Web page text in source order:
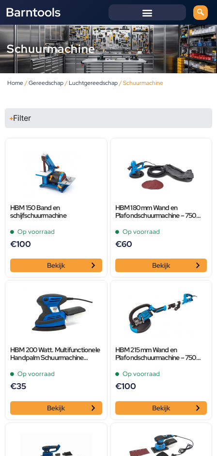
Barntools
Schuurmachine
Home/Gereedschap/ Luchtgereedschap/ Schuurmachine
Filter
HBM 150 Band en
schijfschuurmachine
Op voorraad
€100
Bekijk
HBM 180 mm Wand en
Plafondschuurmachine – 750
Op voorraad
€60
Bekijk
HBM 200 Watt. Multifunctionele
Handpalm Schuurmachine
Op voorraad
€35
Bekijk
HBM 215 mm Wand en
Plafondschuurmachine – 750
Op voorraad
€100
Bekijk